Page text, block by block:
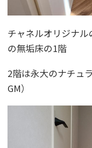
チャネルオリジナ
の無垢床の1階
2階は永大のナチュ
GM）